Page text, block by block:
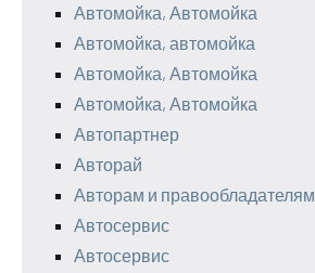
Автомойка, Автомойка
Автомойка, автомойка
Автомойка, Автомойка
Автомойка, Автомойка
Автопартнер
Авторай
Авторам и правообладателям
Автосервис
Автосервис